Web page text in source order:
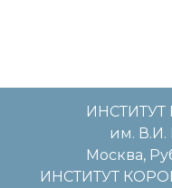
им.
Москва,
ИНСТИТУТ